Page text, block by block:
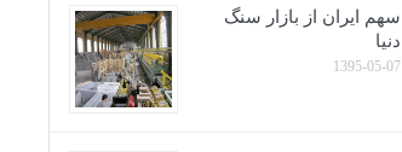
سهم ایران از بازار سنگ
دنیا
1395-05-07